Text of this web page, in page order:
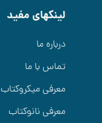
لینکهای مفید
درباره ما
تماس با ما
معرفی میکروکتاب
معرفی نانوکتاب